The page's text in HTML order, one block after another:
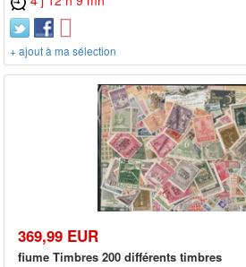
+ ajout à ma sélection
369,99 EUR
fiume Timbres 200 différents timbres